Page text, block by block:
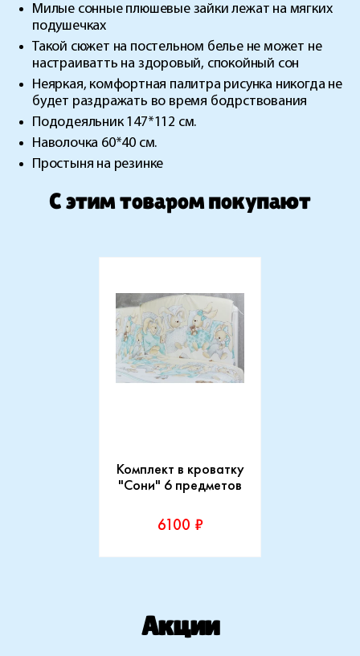
Милые сонные плюшевые зайки лежат на мягких
подушечках
Такой сюжет на постельном белье не может не
настраиватть на здоровый, спокойный сон
Неяркая, комфортная палитра рисунка никогда не
будет раздражать во время бодрствования
Пододеяльник 147*112 см.
Наволочка 60*40 см.
Простыня на резинке
C этим товаром покупают
Комплект в кроватку
"Сони" 6 предметов
6100 ₽
Производитель:
Купить
Акции